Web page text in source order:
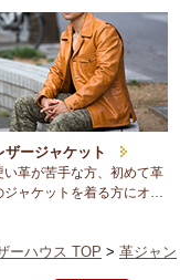
ザージャケット
い革が苦手な方、初めて革
ジャケットを着る方にオ…
ーハウス TOP > 革ジャン